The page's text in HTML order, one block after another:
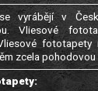
vyrábějí v
Vliesové
zcela